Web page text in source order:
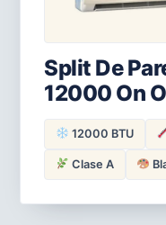
Split De
12000 On
12000 BTU
Clase A